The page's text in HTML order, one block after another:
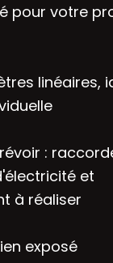
pour votre
linéaires,
:
et
à réaliser
exposé